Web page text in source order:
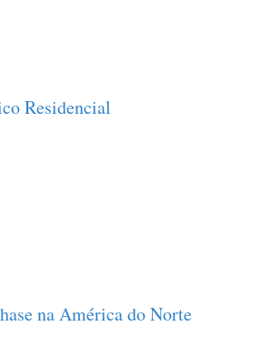
Residencial
na América do Norte